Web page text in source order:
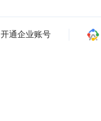
开通企业账号